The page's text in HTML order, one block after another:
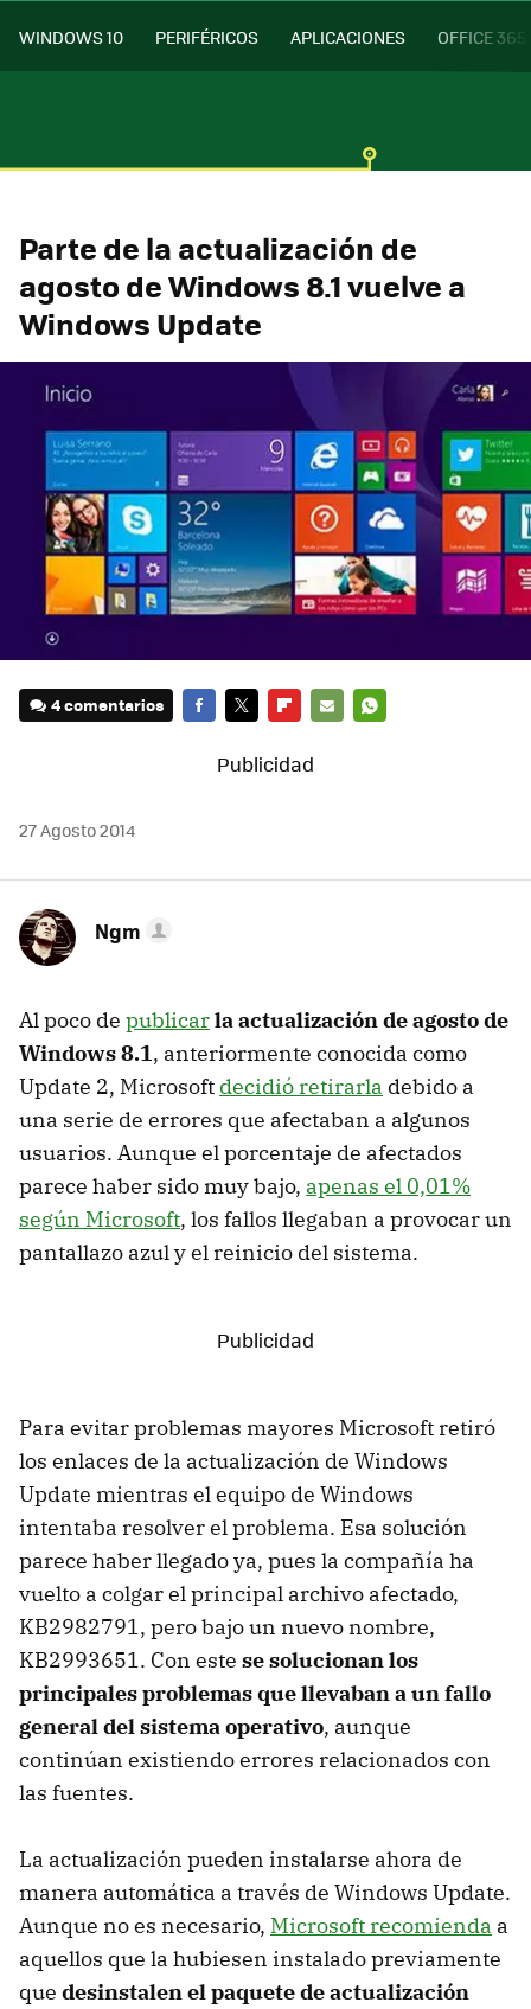
WINDOWS 10 PERIFÉRICOS APLICACIONES OFFICE 365
Parte de la actualización de
agosto de Windows 8.1 vuelve a
Windows Update
4 comentarios
MAIL
27 Agosto 2014
Ngm
Al poco de publicarla actualización de agosto de
Windows 8.1, anteriormente conocida como
Update 2, Microsoft decidió retirarla debido a
una serie de errores que afectaban a algunos
usuarios. Aunque el porcentaje de afectados
parece haber sido muy bajo, apenas el 0,01%
según Microsoft, los fallos llegaban a provocar un
pantallazo azul y el reinicio del sistema.
Para evitar problemas mayores Microsoft retiró
los enlaces de la actualización de Windows
Update mientras el equipo de Windows
intentaba resolver el problema. Esa solución
parece haber llegado ya, pues la compañía ha
vuelto a colgar el principal archivo afectado,
KB2982791, pero bajo un nuevo nombre,
KB2993651. Con este se solucionan los
principales problemas que llevaban a un fallo
general del sistema operativo, aunque
continúan existiendo errores relacionados con
las fuentes.
La actualización pueden instalarse ahora de
manera automática a través de Windows Update.
Aunque no es necesario, Microsoft recomienda a
aquellos que la hubiesen instalado previamente
que desinstalen el paquete de actualización